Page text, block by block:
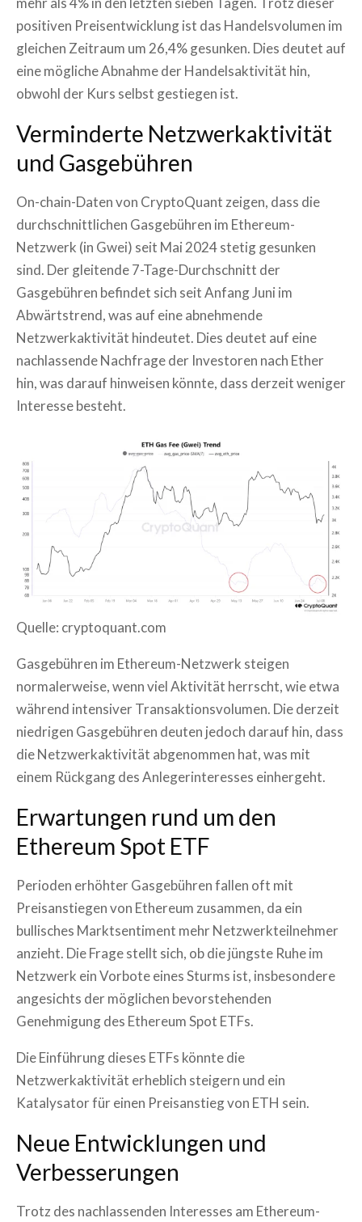
positiven Preisentwicklung ist das Handelsvolumen im
gleichen Zeitraum um 26,4% gesunken. Dies deutet auf
eine mögliche Abnahme der Handelsaktivität hin,
obwohl der Kurs selbst gestiegen ist.
Verminderte Netzwerkaktivität
und Gasgebühren
On-chain-Daten von CryptoQuant zeigen, dass die
durchschnittlichen Gasgebühren im Ethereum-
Netzwerk (in Gwei) seit Mai 2024 stetig gesunken
sind. Der gleitende 7-Tage-Durchschnitt der
Gasgebühren befindet sich seit Anfang Juni im
Abwärtstrend, was auf eine abnehmende
Netzwerkaktivität hindeutet. Dies deutet auf eine
nachlassende Nachfrage der Investoren nach Ether
hin, was darauf hinweisen könnte, dass derzeit weniger
Interesse besteht.
Quelle: cryptoquant.com
Gasgebühren im Ethereum-Netzwerk steigen
normalerweise, wenn viel Aktivität herrscht, wie etwa
während intensiver Transaktionsvolumen. Die derzeit
niedrigen Gasgebühren deuten jedoch darauf hin, dass
die Netzwerkaktivität abgenommen hat, was mit
einem Rückgang des Anlegerinteresses einhergeht.
Erwartungen rund um den
Ethereum Spot ETF
Perioden erhöhter Gasgebühren fallen oft mit
Preisanstiegen von Ethereum zusammen, da ein
bullisches Marktsentiment mehr Netzwerkteilnehmer
anzieht. Die Frage stellt sich, ob die jüngste Ruhe im
Netzwerk ein Vorbote eines Sturms ist, insbesondere
angesichts der möglichen bevorstehenden
Genehmigung des Ethereum Spot ETFs.
Die Einführung dieses ETFs könnte die
Netzwerkaktivität erheblich steigern und ein
Katalysator für einen Preisanstieg von ETH sein.
Neue Entwicklungen und
Verbesserungen
Trotz des nachlassenden Interesses am Ethereum-